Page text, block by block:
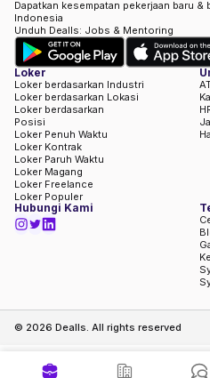
Dapatkan kesempatan pekerjaan baru
Indonesia
Unduh Dealls: Jobs & Mentoring
Loker
Loker berdasarkan Industri
Loker berdasarkan Lokasi
Loker berdasarkan
Posisi
Loker Penuh Waktu
Loker Kontrak
Loker Paruh Waktu
Loker Magang
Loker Freelance
Loker Populer
Hubungi Kami
© 2026 Dealls. All rights reserved